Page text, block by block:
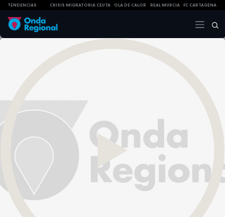
TENDENCIAS CRISIS MIGRATORIA CEUTA OLA DE CALOR REAL MURCIA FC CARTAGENA